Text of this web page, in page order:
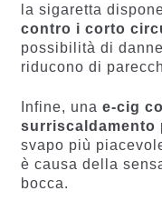
la sigaretta
contro i corto
possibilità di
riducono di
Infine, una e-cig
surriscaldamento
svapo più
è causa della
bocca.